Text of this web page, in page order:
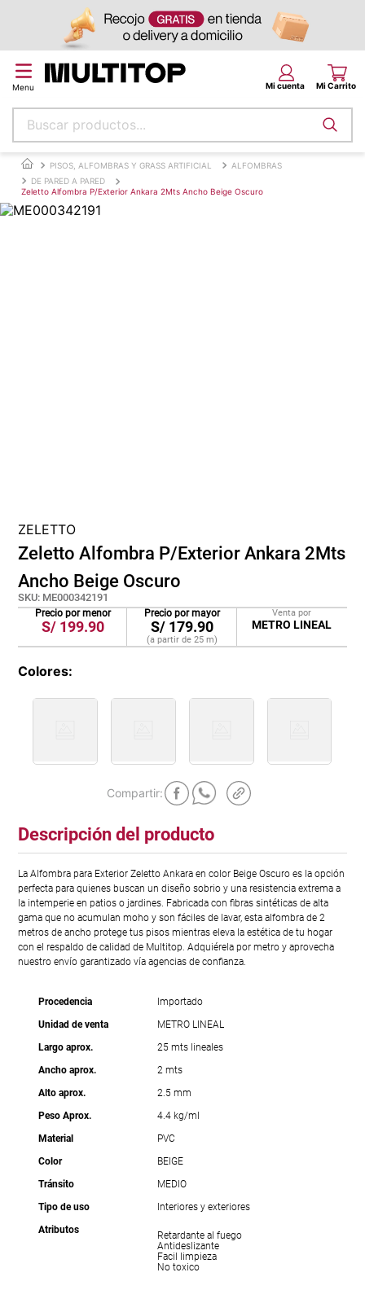
Buscar productos...
PISOS, ALFOMBRAS Y GRASS ARTIFICIAL
ALFOMBRAS
DE PARED A PARED
Zeletto Alfombra P/Exterior Ankara 2Mts Ancho Beige Oscuro
ZELETTO
Zeletto Alfombra P/Exterior Ankara 2Mts
Ancho Beige Oscuro
SKU: ME000342191
Precio por menor
S/ 199.90
Precio por mayor
S/ 179.90
(a partir de 25 m)
Venta por
METRO LINEAL
Colores
Descripción del producto
La Alfombra para Exterior Zeletto Ankara en color Beige Oscuro es la opción
perfecta para quienes buscan un diseño sobrio y una resistencia extrema a
la intemperie en patios o jardines. Fabricada con fibras sintéticas de alta
gama que no acumulan moho y son fáciles de lavar, esta alfombra de 2
metros de ancho protege tus pisos mientras eleva la estética de tu hogar
con el respaldo de calidad de Multitop. Adquiérela por metro y aprovecha
nuestro envío garantizado vía agencias de confianza.
Procedencia
Importado
Unidad de venta
METRO LINEAL
Largo aprox.
25 mts lineales
Ancho aprox.
2 mts
Alto aprox.
2.5 mm
Peso Aprox.
4.4 kg/ml
Material
PVC
Color
BEIGE
Tránsito
MEDIO
Tipo de uso
Interiores y exteriores
Atributos
Retardante al fuego
Antideslizante
Facil limpieza
No toxico
Términos más buscados
papel tapiz
alfombra